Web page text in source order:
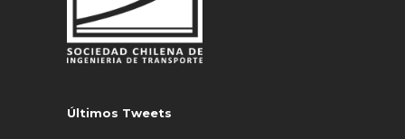
Últimos Tweets